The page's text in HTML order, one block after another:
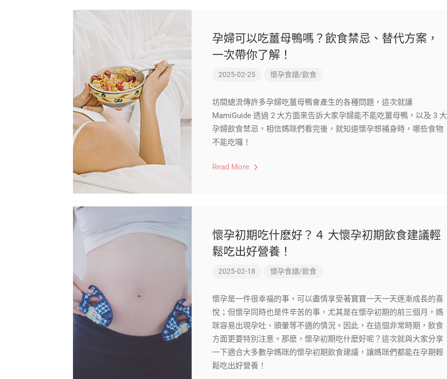
孕婦可以吃薑母鴨嗎？飲食禁忌、替代方案，
一次帶你了解！
2025-02-25 懷孕食譜/飲食
坊間總流傳許多孕婦吃薑母鴨會產生的各種問題，這次就讓
MamiGuide 透過 2 大方面來告訴大家孕婦能不能吃薑母鴨，以及 3 大
孕婦飲食禁忌，相信媽咪們看完後，就知道懷孕想補身時，哪些食物
不能吃囉！
Read More
懷孕初期吃什麽好？４ 大懷孕初期飲食建議輕
鬆吃出好營養！
2025-02-18 懷孕食譜/飲食
懷孕是一件很幸福的事，可以盡情享受著寶寶一天一天逐漸成長的喜
悅；但懷孕同時也是件辛苦的事，尤其是在懷孕初期的前三個月，媽
咪容易出現孕吐、頭暈等不適的情況。因此，在這個非常時期，飲食
方面更要特別注意。那麽，懷孕初期吃什麽好呢？這次就與大家分享
一下適合大多數孕媽咪的懷孕初期飲食建議，讓媽咪們都能在孕期輕
鬆吃出好營養！